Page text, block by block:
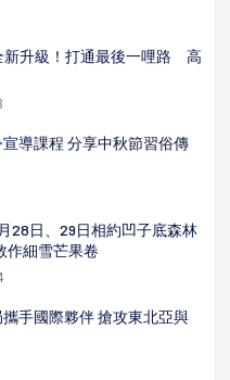
新升級！打通最後一哩路 高
導課程 分享中秋節習俗傳
28日、29日相約凹子底森林
作細雪芒果卷
手國際夥伴 搶攻東北亞與